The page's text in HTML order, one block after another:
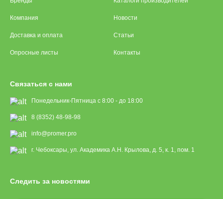
Компания
Доставка и оплата
Опросные листы
Новости
Статьи
Контакты
Связаться с нами
Понедельник-Пятница с 8:00 - до 18:00
8 (8352) 48-98-98
info@promer.pro
г. Чебоксары, ул. Академика А.Н. Крылова, д. 5, к. 1, пом. 1
Следить за новостями